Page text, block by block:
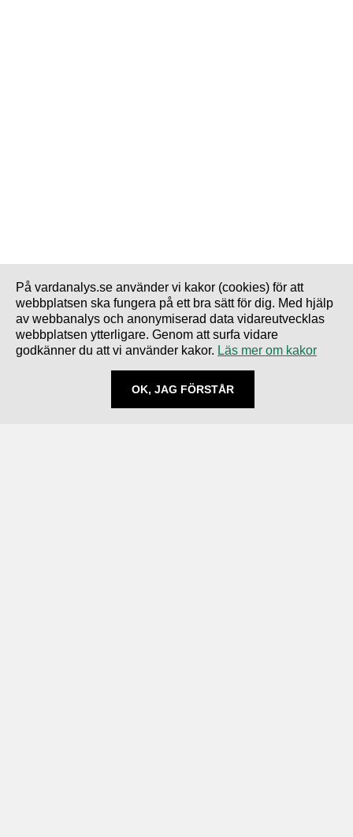
På vardanalys.se använder vi kakor (cookies) för att
webbplatsen ska fungera på ett bra sätt för dig. Med hjälp
av webbanalys och anonymiserad data vidareutvecklas
webbplatsen ytterligare. Genom att surfa vidare
godkänner du att vi använder kakor. Läs mer om kakor
OK, JAG FÖRSTÅR